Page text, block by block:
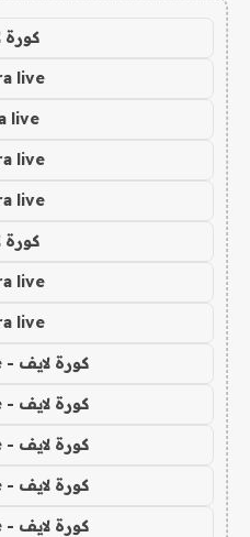
كورة
live
live
live
live
كورة
live
live
كورة لايف - koora live
كورة لايف - koora live
كورة لايف - koora live
كورة لايف - koora live
كورة لايف - koora live